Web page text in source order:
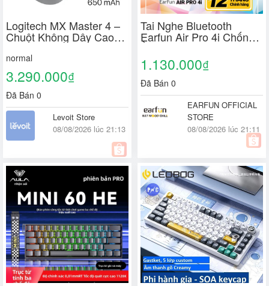
Logitech MX Master 4 –
Chuột Không Dây Cao
Cấp Cho Dân Văn
Phòng, Designer Và Lập
Trình Viên
normal
3.290.000₫
Đã Bán 0
Levoit Store
08/08/2026 lúc 21:13
Tai Nghe Bluetooth
Earfun Air Pro 4i Chống
Ồn Chủ Động 50db Âm
Thanh Hi-Res LDAC Pin
40H
1.130.000₫
Đã Bán 0
EARFUN OFFICIAL
STORE
08/08/2026 lúc 21:11